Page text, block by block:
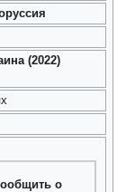
(2022)
о